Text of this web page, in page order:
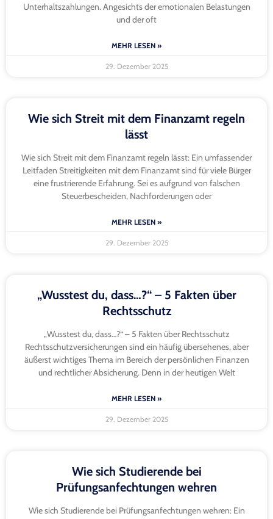
Unterhaltszahlungen. Angesichts der emotionalen Belastungen
und der oft
MEHR LESEN »
29. Dezember 2025
Wie sich Streit mit dem Finanzamt regeln
lässt
Wie sich Streit mit dem Finanzamt regeln lässt: Ein umfassender
Leitfaden Streitigkeiten mit dem Finanzamt sind für viele Bürger
eine frustrierende Erfahrung. Sei es aufgrund von falschen
Steuerbescheiden, Nachforderungen oder
MEHR LESEN »
29. Dezember 2025
„Wusstest du, dass…?“ – 5 Fakten über
Rechtsschutz
„Wusstest du, dass…?“ – 5 Fakten über Rechtsschutz
Rechtsschutzversicherungen sind ein häufig übersehenes, aber
äußerst wichtiges Thema im Bereich der persönlichen Finanzen
und rechtlicher Absicherung. Denn in der heutigen Welt
MEHR LESEN »
29. Dezember 2025
Wie sich Studierende bei
Prüfungsanfechtungen wehren
Wie sich Studierende bei Prüfungsanfechtungen wehren: Ein